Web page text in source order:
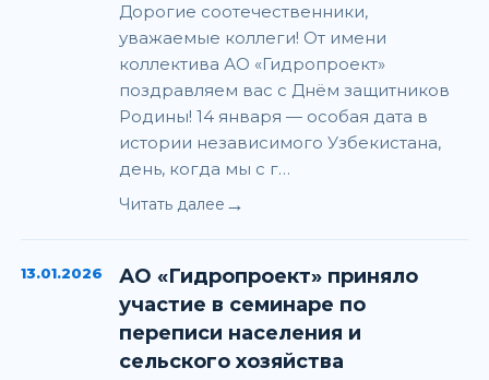
Дорогие соотечественники,
уважаемые коллеги! От имени
коллектива АО «Гидропроект»
поздравляем вас с Днём защитников
Родины! 14 января — особая дата в
истории независимого Узбекистана,
день, когда мы с г…
Читать далее →
13.01.2026
АО «Гидропроект» приняло
участие в семинаре по
переписи населения и
сельского хозяйства